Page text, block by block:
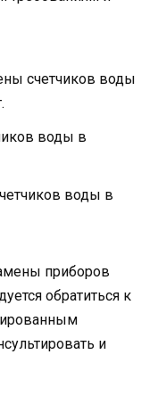
счетчиков воды
воды в
воды в
приборов
обратиться к
и